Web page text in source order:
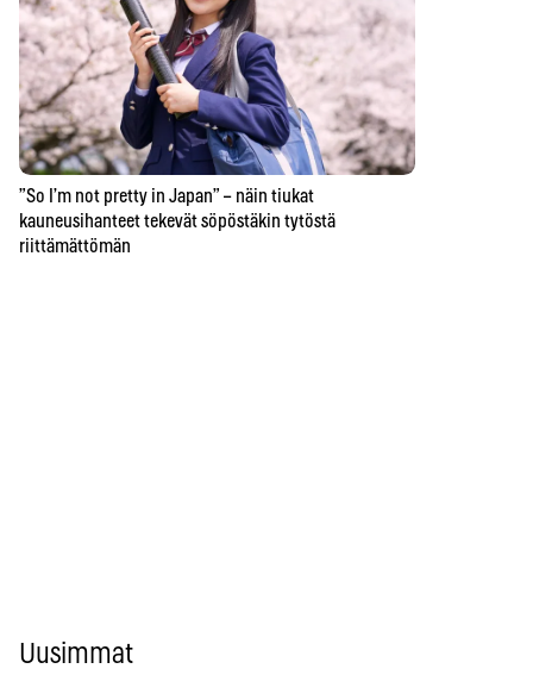
”So I’m not pretty in Japan” – näin tiukat
kauneusihanteet tekevät söpöstäkin tytöstä
riittämättömän
Uusimmat